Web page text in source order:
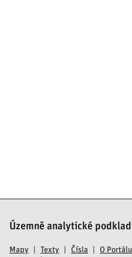
Územně analytické
Mapy Texty Čísla O Portálu